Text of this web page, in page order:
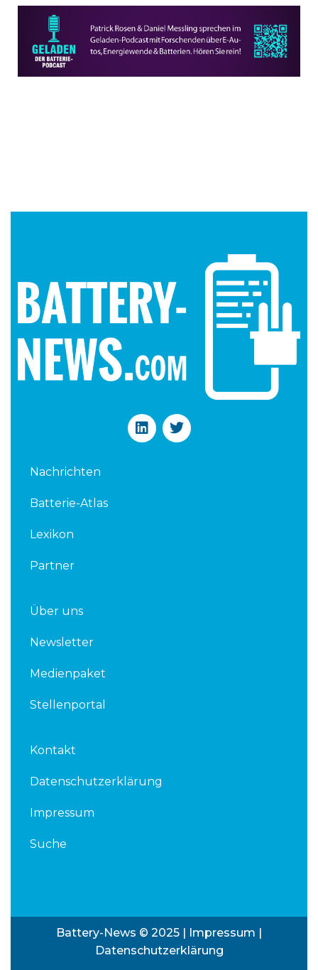
L
i
T
w
Nachrichten
Batterie-Atlas
Lexikon
Partner
Über uns
Newsletter
Medienpaket
Stellenportal
Kontakt
Datenschutzerklärung
Impressum
Suche
Battery-News © 2025 | Impressum |
Datenschutzerklärung